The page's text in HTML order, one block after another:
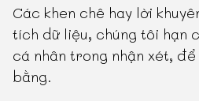
Các khen chê hay lời
tích dữ liệu, chúng tôi hạn
cá nhân trong nhận xét,
bằng.